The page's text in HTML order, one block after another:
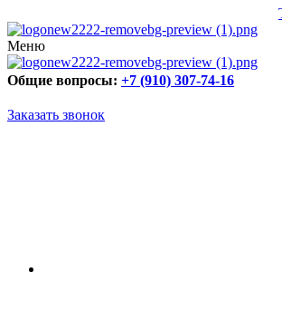
Меню
Общие вопросы: +7 (910) 307-74-16
Заказать звонок